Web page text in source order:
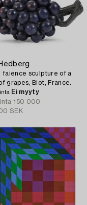
faience sculpture of a
grapes, Biot, France.
Ei myyty
150 000 -
SEK